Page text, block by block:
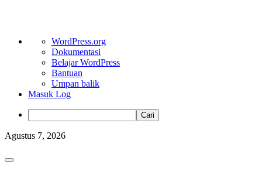
Tentang
WordPress
WordPress.org
Dokumentasi
Belajar WordPress
Bantuan
Umpan balik
Masuk Log
Cari
Skip
content
Agustus 7, 2026
Primary